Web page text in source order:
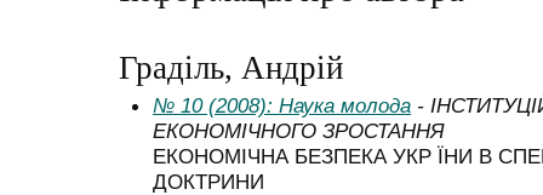
Граділь, Андрій
№ 10 (2008): Наука молода -
ЕКОНОМІЧНОГО ЗРОСТАННЯ
ЕКОНОМІЧНА БЕЗПЕКА УКР ЇНИ В
ДОКТРИНИ